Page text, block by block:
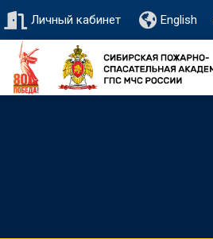
Личный кабинет English